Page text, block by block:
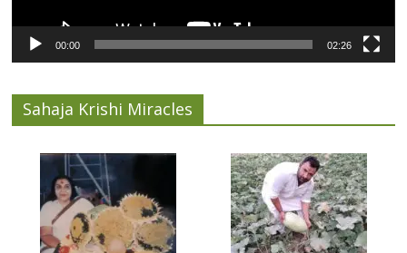
00:00 02:26
Sahaja Krishi Miracles